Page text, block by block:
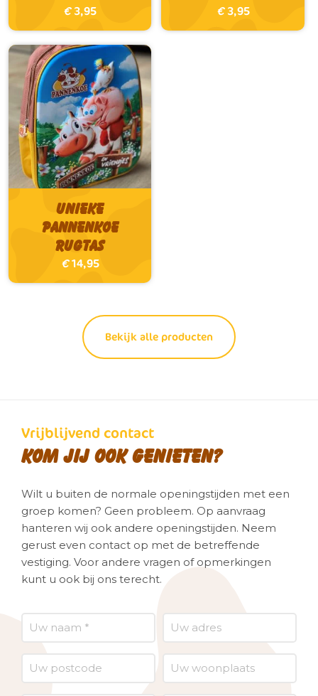
€3,95 €3,95
Unieke
Pannenkoe
Rugtas
€14,95
Bekijk alle producten
Vrijblijvend contact
Kom jij ook genieten?
Wilt u buiten de normale openingstijden met een
groep komen? Geen probleem. Op aanvraag
hanteren wij ook andere openingstijden. Neem
gerust even contact op met de betreffende
vestiging. Voor andere vragen of opmerkingen
kunt u ook bij ons terecht.